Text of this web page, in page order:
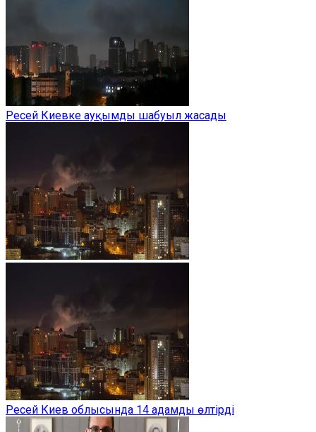
Ресей Киевке ауқымды шабуыл жасады
Ресей Киев облысында 14 адамды өлтірді